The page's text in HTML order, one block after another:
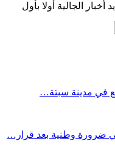
الجالية أولا بأول
في مدينة سبتة…
ضرورة وطنية بعد قرار…